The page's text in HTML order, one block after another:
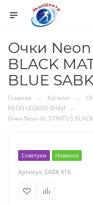
Очки Neon
BLACK
BLUE
Главная — Каталог —
NEON LEGKOV ОЧКИ —
Очки Neon AL STRATUS
Советуем Новинка
Артикул: SABK X16